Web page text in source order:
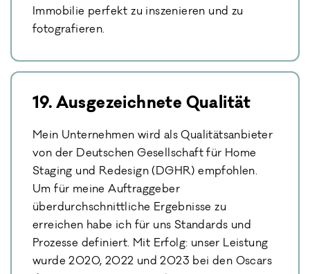
Immobilie perfekt zu inszenieren und zu
fotografieren.
19. Ausgezeichnete Qualität
Mein Unternehmen wird als Qualitätsanbieter
von der Deutschen Gesellschaft für Home
Staging und Redesign (DGHR) empfohlen.
Um für meine Auftraggeber
überdurchschnittliche Ergebnisse zu
erreichen habe ich für uns Standards und
Prozesse definiert. Mit Erfolg: unser Leistung
wurde 2020, 2022 und 2023 bei den Oscars